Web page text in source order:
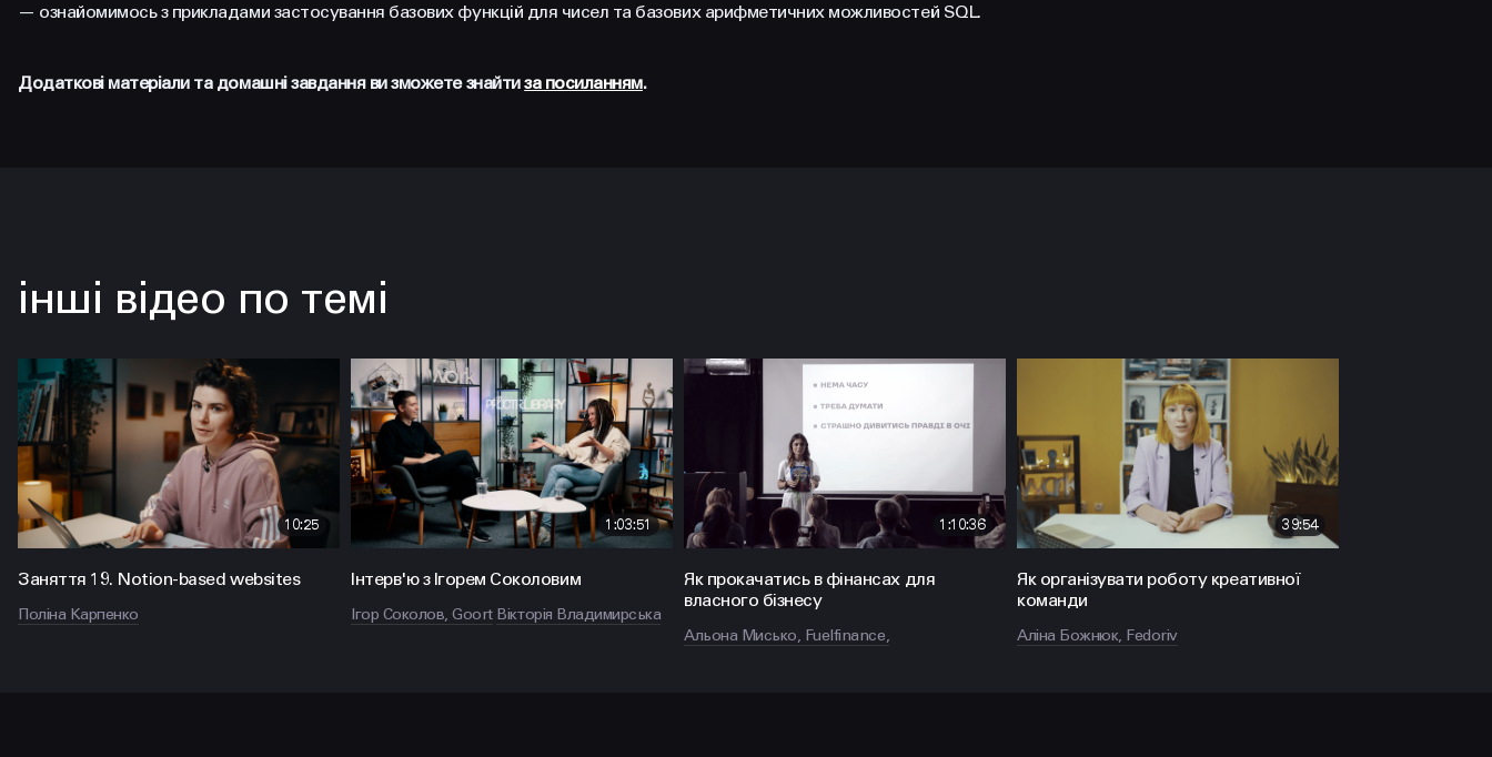
Конфіденційності
hello@prjctr.com.ua
— ознайомимось з прикладами застосування базових функцій для чисел та базових арифметичних можливостей SQL.
Додаткові матеріали та домашні завдання ви зможете знайтиза посиланням.
інші відео по темі
10:25
Заняття 19. Notion-based websites
Поліна Карпенко
1:03:51
Інтерв'ю з Ігорем Соколовим
Ігор Соколов, Goort Вікторія Владимирська
1:10:36
Як прокачатись в фінансах для
власного бізнесу
Альона Мисько, Fuelfinance,
39:54
Як організувати роботу креативної
команди
Аліна Божнюк, Fedoriv
НАПИСАТИ